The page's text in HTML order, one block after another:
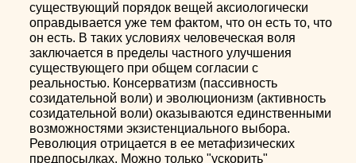
существующий порядок вещей аксиологически
оправдывается уже тем фактом, что он есть то, что
он есть. В таких условиях человеческая воля
заключается в пределы частного улучшения
существующего при общем согласии с
реальностью. Консерватизм (пассивность
созидательной воли) и эволюционизм (активность
созидательной воли) оказываются единственными
возможностями экзистенциального выбора.
Революция отрицается в ее метафизических
предпосылках. Можно только "ускорить"